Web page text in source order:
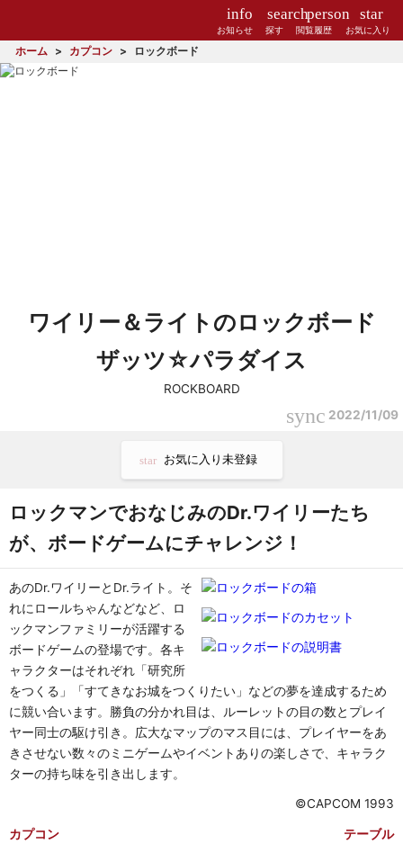
info
お知らせ
search
探す
person
閲覧履歴
star
お気に入り
ホーム カプコン ロックボード
ワイリー＆ライトのロックボード
ザッツ☆パラダイス
ROCKBOARD
sync 2022/11/09
star お気に入り未登録
ロックマンでおなじみのDr.ワイリーたち
が、ボードゲームにチャレンジ！
あのDr.ワイリーとDr.ライト。そ
れにロールちゃんなどなど、ロ
ックマンファミリーが活躍する
ボードゲームの登場です。各キ
ャラクターはそれぞれ「研究所
をつくる」「すてきなお城をつくりたい」などの夢を達成するため
に競い合います。勝負の分かれ目は、ルーレットの目の数とプレイ
ヤー同士の駆け引き。広大なマップのマス目には、プレイヤーをあ
きさせない数々のミニゲームやイベントありの楽しさで、キャラク
ターの持ち味を引き出します。
©CAPCOM 1993
カプコン テーブル